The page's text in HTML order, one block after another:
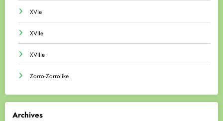
XVIe
XVIIe
XVIIIe
Zorro-Zorrolike
Archives